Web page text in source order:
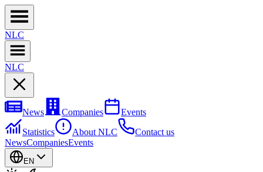
NLC
NLC
News Companies
Events
Statistics
About NLC
Contact us
NewsCompaniesEvents
EN